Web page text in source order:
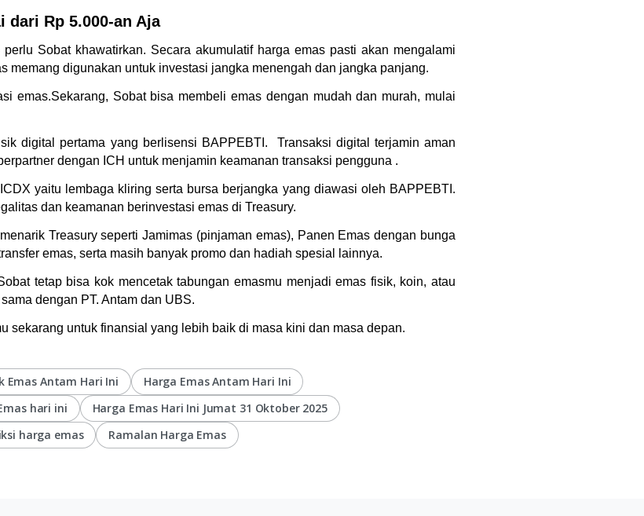
dari Rp 5.000-an Aja
Sobat khawatirkan. Secara akumulatif harga emas pasti akan mengalami
memang digunakan untuk investasi jangka menengah dan jangka panjang.
emas.Sekarang, Sobat bisa membeli emas dengan mudah dan murah, mulai
digital pertama yang berlisensi BAPPEBTI.  Transaksi digital terjamin aman
dengan ICH untuk menjamin keamanan transaksi pengguna .
yaitu lembaga kliring serta bursa berjangka yang diawasi oleh BAPPEBTI.
dan keamanan berinvestasi emas di Treasury.
Treasury seperti Jamimas (pinjaman emas), Panen Emas dengan bunga
emas, serta masih banyak promo dan hadiah spesial lainnya.
tetap bisa kok mencetak tabungan emasmu menjadi emas fisik, koin, atau
dengan PT. Antam dan UBS.
sekarang untuk finansial yang lebih baik di masa kini dan masa depan.
Emas Antam Hari Ini
Harga Emas Antam Hari Ini
hari ini
Harga Emas Hari Ini Jumat 31 Oktober 2025
harga emas Ramalan Harga Emas